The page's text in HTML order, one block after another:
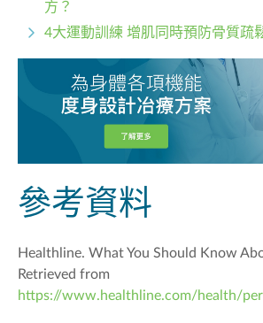
方？
4大運動訓練 增肌同時預防骨質疏
參考資料
Healthline. What You Should Know
Retrieved from
https://www.healthline.com/health/